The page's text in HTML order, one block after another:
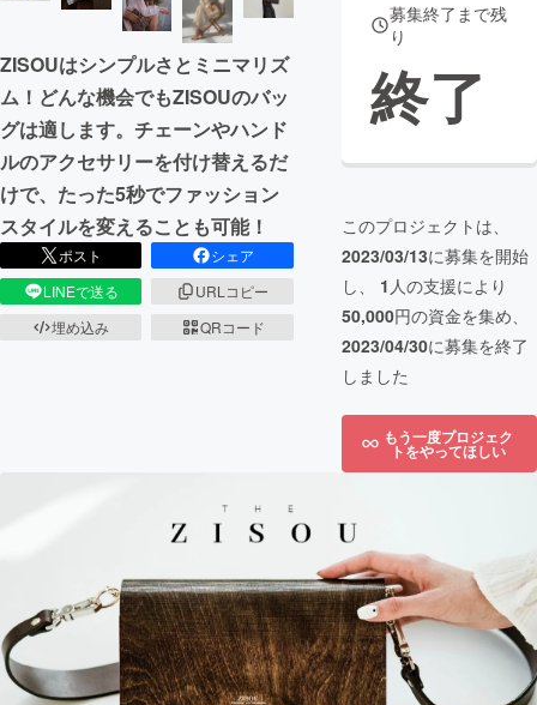
ZISOUはシンプルさとミニマリズ
ム！どんな機会でもZISOUのバッ
グは適します。チェーンやハンド
ルのアクセサリーを付け替えるだ
けで、たった5秒でファッション
スタイルを変えることも可能！
ポスト
シェア
LINEで送る
URLコピー
埋め込み
QRコード
募集終了まで残
り
終了
このプロジェクトは、
2023/03/13に募集を開始
し、 1 人の支援により
50,000円の資金を集め、
2023/04/30に募集を終了
しました
もう一度プロジェク
トをやってほしい